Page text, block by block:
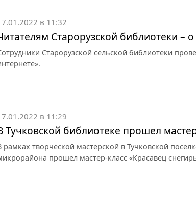
в 11:32
Старорузской библиотеки –
Старорузской сельской библиотеки
в 11:29
Тучковской библиотеке прошел
рамках творческой мастерской в Тучковской
прошел мастер-класс «Красавец